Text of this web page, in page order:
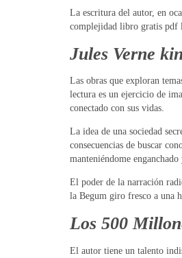
La escritura del autor, en
complejidad libro gratis pdf
Jules Verne
Las obras que exploran
lectura es un ejercicio de
conectado con sus vidas.
La idea de una sociedad
consecuencias de buscar
manteniéndome
El poder de la narración
la Begum giro fresco a una
Los 500
El autor tiene un talento